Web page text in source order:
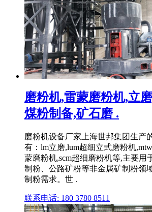
磨粉机,雷蒙磨粉机,立
煤粉制备,矿石磨 .
磨粉机设备厂家上海世邦集团生产
有：lm立磨,lum超细立式磨粉机
蒙磨粉机,scm超细磨粉机等,主要用
制粉、公路矿粉等非金属矿制粉领
制粉需求。世 .
联系电话: 180 3780 8511